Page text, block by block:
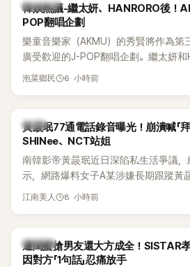
熱議討論
韓娛熱議-繼太妍、HANRORO後！
POP翻唱企劃
樂童音樂家（AKMU）的秀賢將作為第
廣受歡迎的J-POP翻唱企劃。繼太妍
獲選為第三首翻唱歌曲的主唱，並於近
泡菜鄉民 6 小時前
韓星
黃晸珉77通電話錄音曝光！崩潰喊「
SHINee、NCT站姐
南韓影帝黃晸珉近日深陷私生活爭議
示，網路爆料女子A某涉嫌長期跟蹤黃
行動。不過，A並未停止發聲，持續透
的錄音內容，而A也首度承認自己過去
像團體的「站姐」，事件持續延燒。
江南美人 8 小時前
K-POP
遭閨蜜搶男友還大方成全！SISTAR
因對方「1句話」忍痛放手